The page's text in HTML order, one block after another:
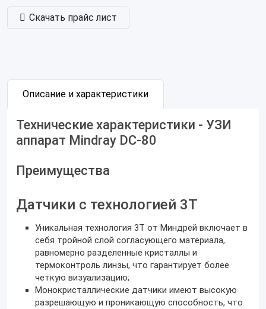
Скачать прайс лист
Описание и характеристики
Технические характеристики - УЗИ
аппарат Mindray DC-80
Преимущества
Датчики с технологией 3T
Уникальная технология 3Т от Миндрей включает в
себя тройной слой согласующего материала,
равномерно разделенные кристаллы и
термоконтроль линзы, что гарантирует более
четкую визуализацию;
Монокристаллические датчики имеют высокую
разрешающую и проникающую способность, что